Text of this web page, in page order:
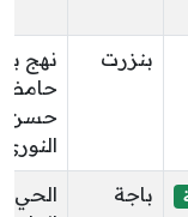
بنزرت
نهج
حسن
النوري
باجة
الحي